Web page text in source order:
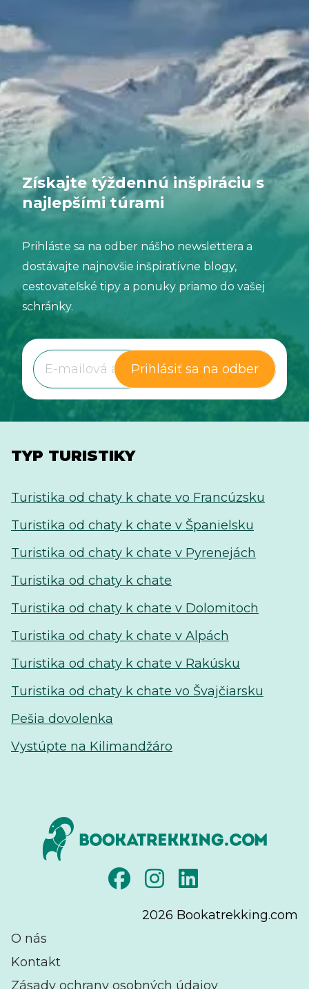
Získajte týždennú inšpiráciu s
najlepšími túrami
Prihláste sa na odber nášho newslettera a
dostávajte najnovšie inšpiratívne blogy,
cestovateľské tipy a ponuky priamo do vašej
schránky.
Prihlásiť sa na odber
TYP TURISTIKY
Turistika od chaty k chate vo Francúzsku
Turistika od chaty k chate v Španielsku
Turistika od chaty k chate v Pyrenejách
Turistika od chaty k chate
Turistika od chaty k chate v Dolomitoch
Turistika od chaty k chate v Alpách
Turistika od chaty k chate v Rakúsku
Turistika od chaty k chate vo Švajčiarsku
Pešia dovolenka
Vystúpte na Kilimandžáro
2026 Bookatrekking.com
O nás
Kontakt
Zásady ochrany osobných údajov